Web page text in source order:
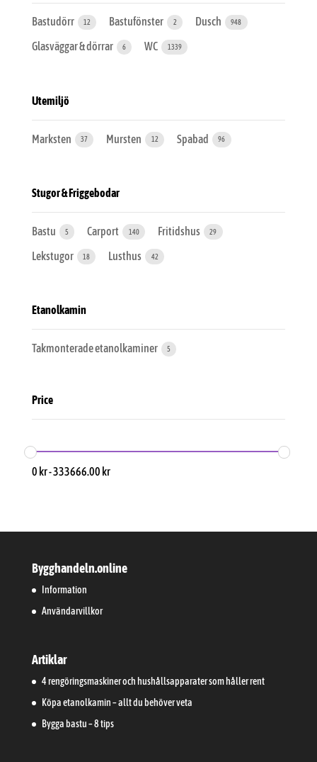
Bastudörr 12 Bastufönster 2 Dusch 948
Glasväggar & dörrar 6 WC 1339
Utemiljö
Marksten 37 Mursten 12 Spabad 96
Stugor & Friggebodar
Bastu 5 Carport 140 Fritidshus 29
Lekstugor 18 Lusthus 42
Etanolkamin
Takmonterade etanolkaminer 5
Price
0 kr-333666.00 kr
Bygghandeln.online
Information
Användarvillkor
Artiklar
4 rengöringsmaskiner och hushållsapparater som håller rent
Köpa etanolkamin – allt du behöver veta
Bygga bastu – 8 tips